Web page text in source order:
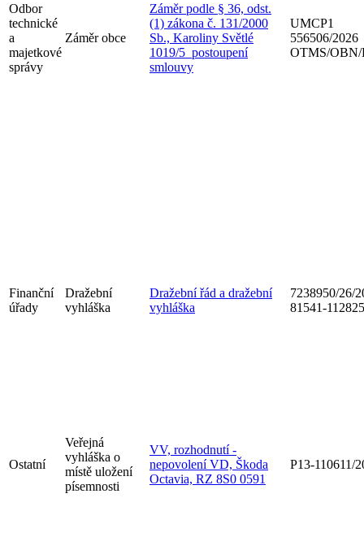
Odbor
technické
a
majetkové
správy
Záměr obce
Záměr podle § 36, odst.
(1) zákona č. 131/2000
Sb., Karoliny Světlé
1019/5_postoupení
smlouvy
UMCP1
556506/2026
OTMS/
Finanční
úřady
Dražební
vyhláška
Dražební řád a dražební
vyhláška
7238950/26/
81541-112825
Ostatní
Veřejná
vyhláška o
místě uložení
písemnosti
VV, rozhodnutí -
nepovolení VD, Škoda
Octavia, RZ 8S0 0591
P13-110611/